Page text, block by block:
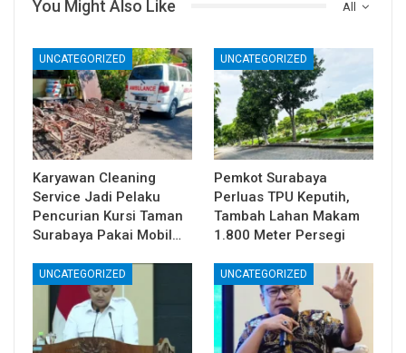
All
You Might Also Like
UNCATEGORIZED
Karyawan Cleaning
Service Jadi Pelaku
Pencurian Kursi Taman
Surabaya Pakai Mobil…
UNCATEGORIZED
Pemkot Surabaya
Perluas TPU Keputih,
Tambah Lahan Makam
1.800 Meter Persegi
UNCATEGORIZED UNCATEGORIZED